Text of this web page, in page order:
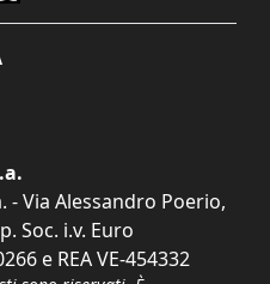
- Via Alessandro Poerio,
Soc. i.v. Euro
e REA VE-454332